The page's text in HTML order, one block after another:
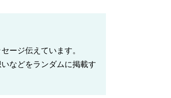
ージ伝えています。
などをランダムに掲載す